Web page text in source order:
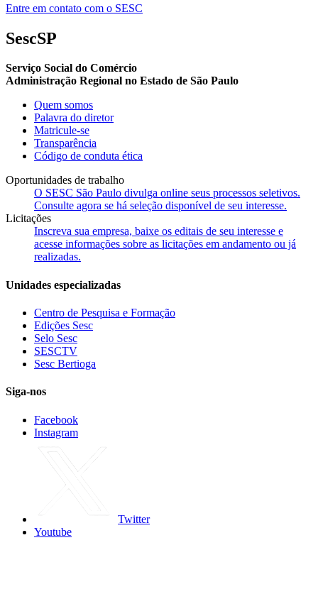
Entre em contato com o SESC
SescSP
Serviço Social do Comércio
Administração Regional no Estado de São Paulo
Quem somos
Palavra do diretor
Matricule-se
Transparência
Código de conduta ética
Oportunidades de trabalho
O SESC São Paulo divulga online seus processos seletivos.
Consulte agora se há seleção disponível de seu interesse.
Licitações
Inscreva sua empresa, baixe os editais de seu interesse e
acesse informações sobre as licitações em andamento ou já
realizadas.
Unidades especializadas
Centro de Pesquisa e Formação
Edições Sesc
Selo Sesc
SESCTV
Sesc Bertioga
Siga-nos
Facebook
Instagram
Twitter
Youtube